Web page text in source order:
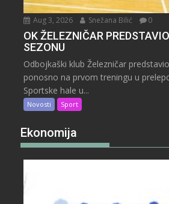
Aug 3, 2026 Snežana Bilić 0
OK ŽELEZNIČAR
SEZONU
Odbojkaški klub Železničar
ponosno na prvom treningu u
Sportske hale u...
Novosti Sport
Ekonomija